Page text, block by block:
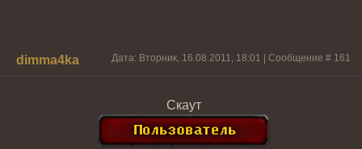
dimma4ka Дата: Вторник, 16.08.2011, 18:01 | Сообщение # 161
Скаут